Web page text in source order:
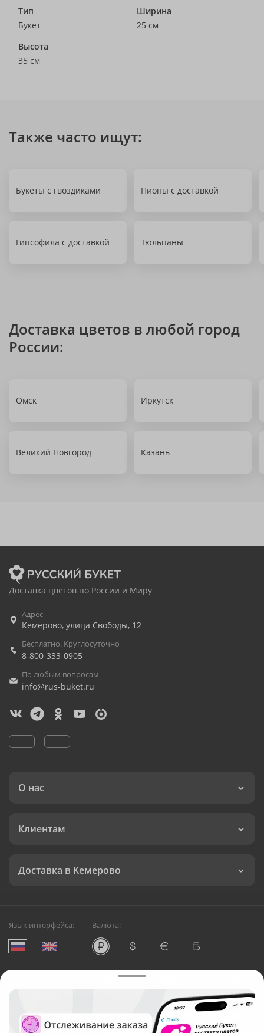
Тип
Букет
Ширина
25 см
Высота
35 см
Также часто ищут:
Букеты с гвоздиками Пионы с доставкой
Гипсофила с доставкой Тюльпаны
Доставка цветов в любой город
России:
Омск Иркутск
Великий Новгород Казань
Доставка цветов по России и Миру
Адрес
Кемерово, улица Свободы, 12
Бесплатно. Круглосуточно
8-800-333-0905
По любым вопросам
info@rus-buket.ru
О нас
Клиентам
Доставка в Кемерово
Язык интерфейса: Валюта:
Служба круглосуточной доставки цветов в Кемерово
Русский Букет, 2026
Общество с ограниченной ответственностью «Технология»
ОГРН: 1195476081745, ИНН: 5410081997